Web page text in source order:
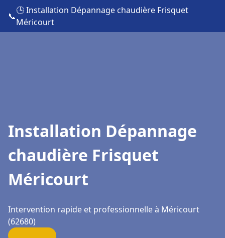
📞
🕒 Installation Dépannage chaudière Frisquet
Méricourt
Installation Dépannage
chaudière Frisquet
Méricourt
Intervention rapide et professionnelle à Méricourt
(62680)